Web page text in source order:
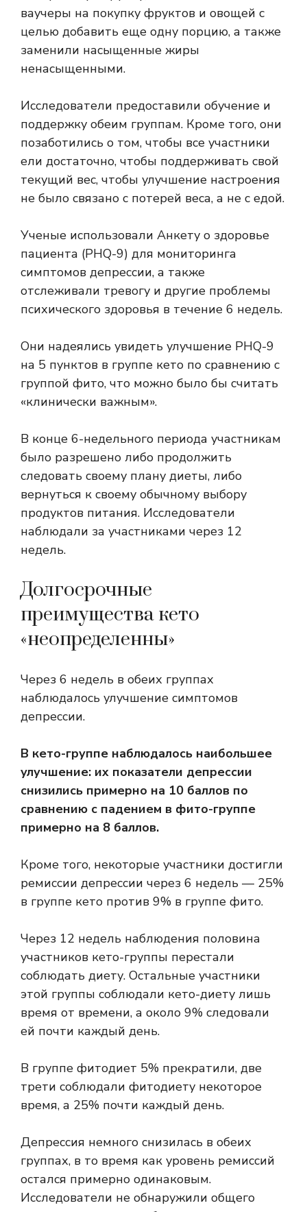
ваучеры на покупку фруктов и овощей с
целью добавить еще одну порцию, а также
заменили насыщенные жиры
ненасыщенными.
Исследователи предоставили обучение и
поддержку обеим группам. Кроме того, они
позаботились о том, чтобы все участники
ели достаточно, чтобы поддерживать свой
текущий вес, чтобы улучшение настроения
не было связано с потерей веса, а не с едой.
Ученые использовали Анкету о здоровье
пациента (PHQ-9) для мониторинга
симптомов депрессии, а также
отслеживали тревогу и другие проблемы
психического здоровья в течение 6 недель.
Они надеялись увидеть улучшение PHQ-9
на 5 пунктов в группе кето по сравнению с
группой фито, что можно было бы считать
«клинически важным».
В конце 6-недельного периода участникам
было разрешено либо продолжить
следовать своему плану диеты, либо
вернуться к своему обычному выбору
продуктов питания. Исследователи
наблюдали за участниками через 12
недель.
Долгосрочные
преимущества кето
«неопределенны»
Через 6 недель в обеих группах
наблюдалось улучшение симптомов
депрессии.
В кето-группе наблюдалось наибольшее
улучшение: их показатели депрессии
снизились примерно на 10 баллов по
сравнению с падением в фито-группе
примерно на 8 баллов.
Кроме того, некоторые участники достигли
ремиссии депрессии через 6 недель — 25%
в группе кето против 9% в группе фито.
Через 12 недель наблюдения половина
участников кето-группы перестали
соблюдать диету. Остальные участники
этой группы соблюдали кето-диету лишь
время от времени, а около 9% следовали
ей почти каждый день.
В группе фитодиет 5% прекратили, две
трети соблюдали фитодиету некоторое
время, а 25% почти каждый день.
Депрессия немного снизилась в обеих
группах, в то время как уровень ремиссий
остался примерно одинаковым.
Исследователи не обнаружили общего